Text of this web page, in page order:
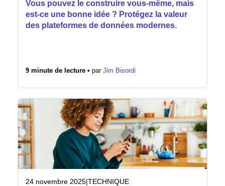
Vous pouvez le construire vous-même, mais
est-ce une bonne idée ? Protégez la valeur
des plateformes de données modernes.
9 minute de lecture • par Jim Bisordi
24 novembre 2025|TECHNIQUE